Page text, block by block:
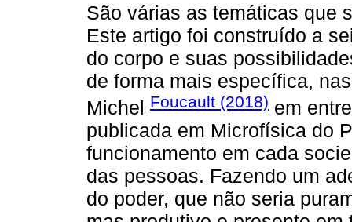
São várias as temáticas que
Este artigo foi construído a
do corpo e suas
de forma mais específica,
Michel Foucault (2018) em
publicada em Microfísica do
funcionamento em cada
das pessoas. Fazendo um
do poder, que não seria